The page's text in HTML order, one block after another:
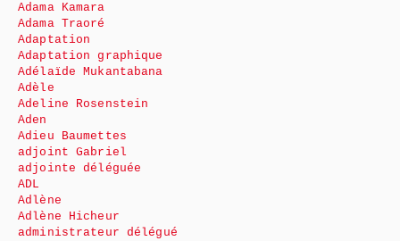
Adama Kamara
Adama Traoré
Adaptation
Adaptation graphique
Adélaïde Mukantabana
Adèle
Adeline Rosenstein
Aden
Adieu Baumettes
adjoint Gabriel
adjointe déléguée
ADL
Adlène
Adlène Hicheur
administrateur délégué